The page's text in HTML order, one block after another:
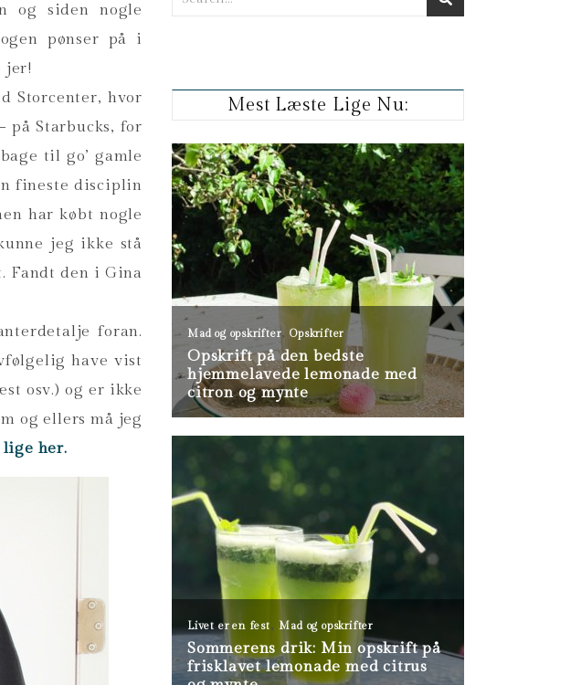
og siden nogle
pønser på i
jer!
Storcenter, hvor
på Starbucks, for
til go’ gamle
fineste disciplin
har købt nogle
jeg ikke stå
Fandt den i Gina
foran.
have vist
osv.) og er ikke
og ellers må jeg
lige her.
Mest Læste Lige Nu: